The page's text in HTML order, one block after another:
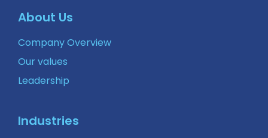
About Us
Company Overview
Our values
Leadership
Industries